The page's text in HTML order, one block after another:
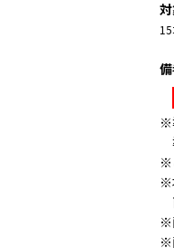
※
※
※
※
※